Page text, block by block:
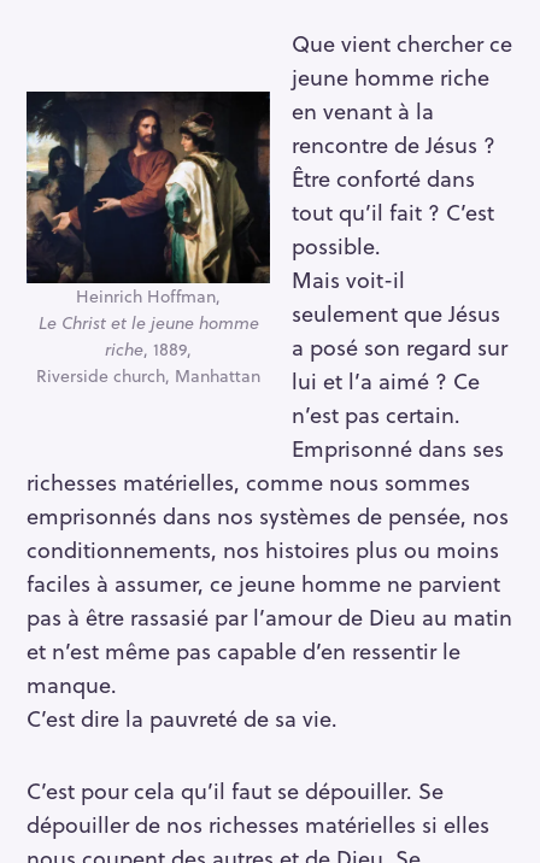
Heinrich Hoffman,
Le Christ et le jeune homme
riche, 1889,
Riverside church, Manhattan
Que vient chercher ce
jeune homme riche
en venant à la
rencontre de Jésus ?
Être conforté dans
tout qu’il fait ? C’est
possible.
Mais voit-il
seulement que Jésus
a posé son regard sur
lui et l’a aimé ? Ce
n’est pas certain.
Emprisonné dans ses
richesses matérielles, comme nous sommes
emprisonnés dans nos systèmes de pensée, nos
conditionnements, nos histoires plus ou moins
faciles à assumer, ce jeune homme ne parvient
pas à être rassasié par l’amour de Dieu au matin
et n’est même pas capable d’en ressentir le
manque.
C’est dire la pauvreté de sa vie.
C’est pour cela qu’il faut se dépouiller. Se
dépouiller de nos richesses matérielles si elles
e
c